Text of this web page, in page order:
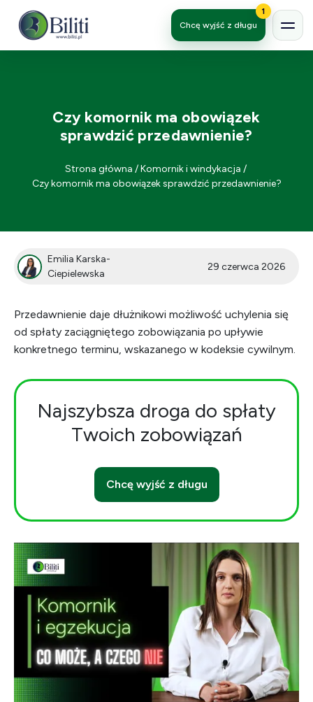
Chcę wyjść z długu
1
Czy komornik ma obowiązek
sprawdzić przedawnienie?
Strona główna /Komornik i windykacja /
Czy komornik ma obowiązek sprawdzić przedawnienie?
Emilia Karska-
Ciepielewska
29 czerwca 2026
Przedawnienie daje dłużnikowi możliwość uchylenia się
od spłaty zaciągniętego zobowiązania po upływie
konkretnego terminu, wskazanego w kodeksie cywilnym.
Najszybsza droga do spłaty
Twoich zobowiązań
Chcę wyjść z długu